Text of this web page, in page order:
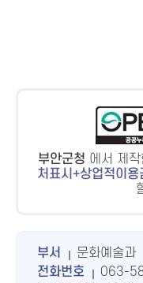
부안군청 에서 제
처표시+상업적이용
부서
문화예술과
전화번호
063-